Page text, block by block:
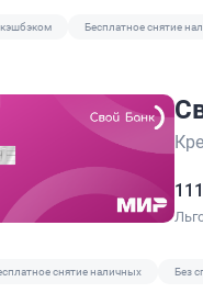
Бесплатное снятие
снятие наличных Без